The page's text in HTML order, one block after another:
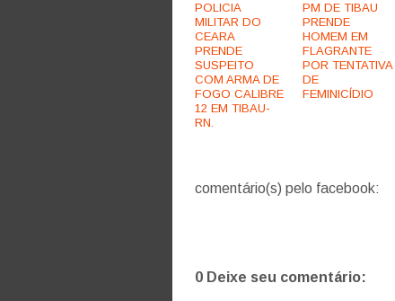
POLICIA
MILITAR DO
CEARA
PRENDE
SUSPEITO
COM ARMA DE
FOGO CALIBRE
12 EM TIBAU-
RN.
PM DE TIBAU
PRENDE
HOMEM EM
FLAGRANTE
POR TENTATIVA
DE
FEMINICÍDIO
comentário(s) pelo facebook:
0 Deixe seu comentário: